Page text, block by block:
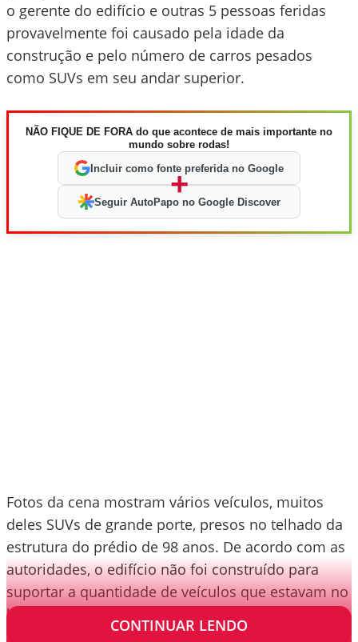
o gerente do edifício e outras 5 pessoas feridas
provavelmente foi causado pela idade da
construção e pelo número de carros pesados
como SUVs em seu andar superior.
NÃO FIQUE DE FORA do que acontece de mais importante no
mundo sobre rodas!
Incluir como fonte preferida no Google
+
Seguir AutoPapo no Google Discover
Fotos da cena mostram vários veículos, muitos
deles SUVs de grande porte, presos no telhado da
estrutura do prédio de 98 anos. De acordo com as
autoridades, o edifício não foi construído para
suportar a quantidade de veículos que estavam no
local no momento do colapso.
CONTINUAR LENDO